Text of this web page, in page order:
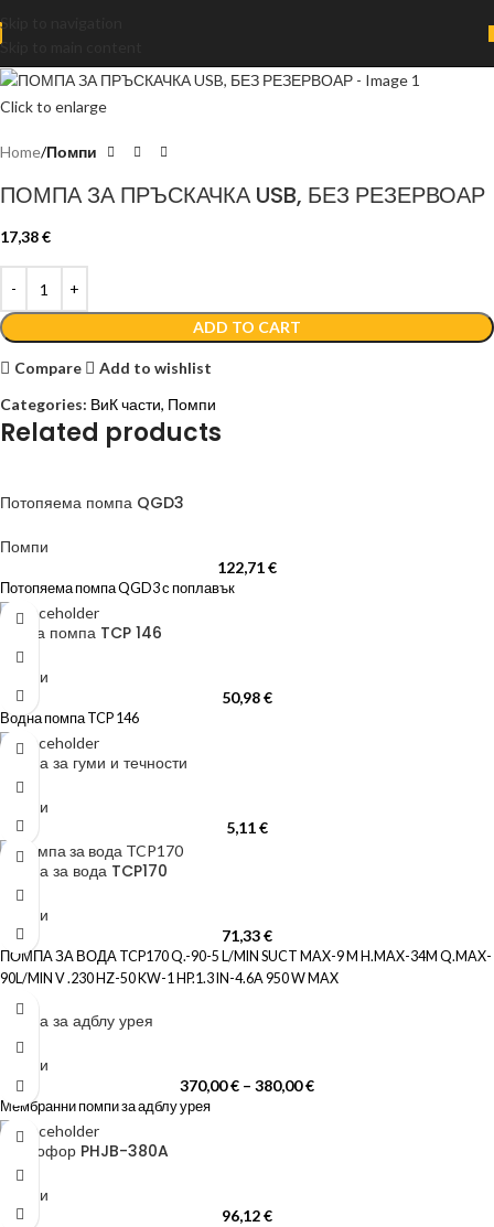
Skip to navigation
Skip to main content
Click to enlarge
Home Помпи
ПОМПА ЗА ПРЪСКАЧКА USB, БЕЗ РЕЗЕРВОАР
17,38€
ADD TO CART
Compare
Add to wishlist
Categories: ВиК части, Помпи
Related products
Потопяема помпа QGD3
Помпи
122,71€
Потопяема помпа QGD3 с поплавък
Водна помпа TCP 146
Помпи
50,98€
Водна помпа TCP 146
Помпа за гуми и течности
Помпи
5,11€
Помпа за вода TCP170
Помпи
71,33€
ПОМПА ЗА ВОДА TCP170 Q.-90-5 L/MIN SUCT MAX-9 M H.MAX-34M Q.MAX-
90L/MIN V .230 HZ-50 KW-1 HP.1.3 IN-4.6A 950 W MAX
Помпа за адблу урея
Помпи
370,00€ – 380,00€
Мембранни помпи за адблу урея
Хидрофор PHJB-380A
Помпи
96,12€